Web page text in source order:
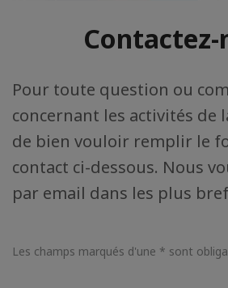
Contactez-
Pour toute question ou
concernant les activités de
de bien vouloir remplir le
contact ci-dessous. Nous
par email dans les plus
Les champs marqués d'une * sont